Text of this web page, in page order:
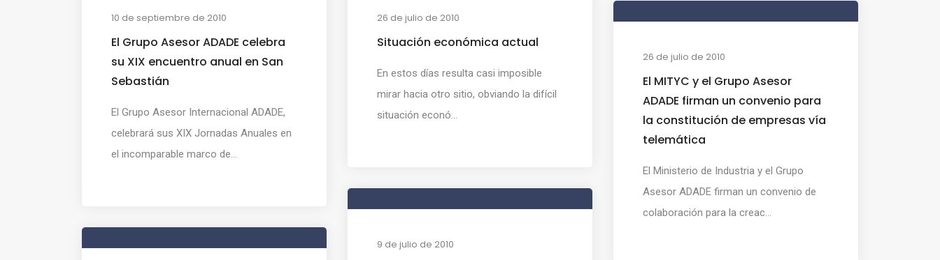
10 de septiembre de 2010
El Grupo Asesor ADADE celebra
su XIX encuentro anual en San
Sebastián
El Grupo Asesor Internacional ADADE,
celebrará sus XIX Jornadas Anuales en
el incomparable marco de...
26 de julio de 2010
Situación económica actual
En estos días resulta casi imposible
mirar hacia otro sitio, obviando la difícil
situación econó...
26 de julio de 2010
El MITYC y el Grupo Asesor
ADADE firman un convenio para
la constitución de empresas vía
telemática
El Ministerio de Industria y el Grupo
Asesor ADADE firman un convenio de
colaboración para la creac...
9 de julio de 2010